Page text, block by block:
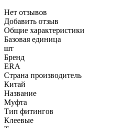
Нет отзывов
Добавить отзыв
Общие характеристики
Базовая единица
шт
Бренд
ERA
Страна производитель
Китай
Название
Муфта
Тип фитингов
Клеевые